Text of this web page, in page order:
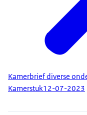
Kamerbrief diverse
Kamerstuk12-07-2023